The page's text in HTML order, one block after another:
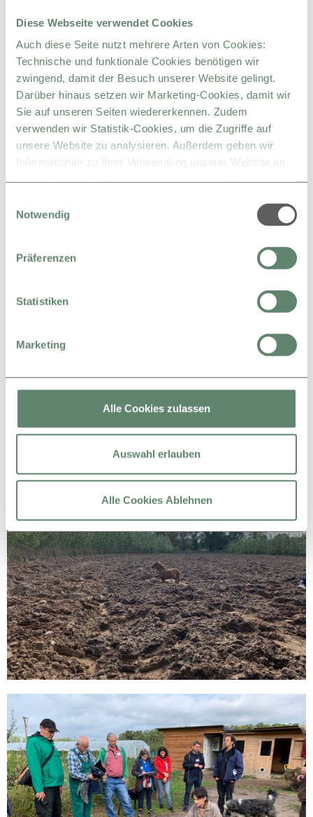
Diese Webseite verwendet Cookies
Auch diese Seite nutzt mehrere Arten von Cookies:
Technische und funktionale Cookies benötigen wir
zwingend, damit der Besuch unserer Website gelingt.
Darüber hinaus setzen wir Marketing-Cookies, damit wir
Sie auf unseren Seiten wiedererkennen. Zudem
verwenden wir Statistik-Cookies, um die Zugriffe auf
unsere Website zu analysieren. Außerdem geben wir
Informationen zu Ihrer Verwendung unserer Website an
Daten zusammen, die Sie ihnen bereitgestellt haben oder
die sie im Rahmen Ihrer Nutzung der Dienste gesammelt
Notwendig
Präferenzen
Statistiken
Marketing
Alle Cookies zulassen
Auswahl erlauben
Alle Cookies Ablehnen